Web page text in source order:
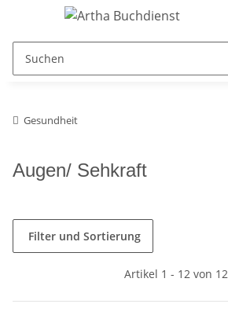
Gesundheit
Augen/ Sehkraft
Filter und Sortierung
Artikel 1 - 12 von 12